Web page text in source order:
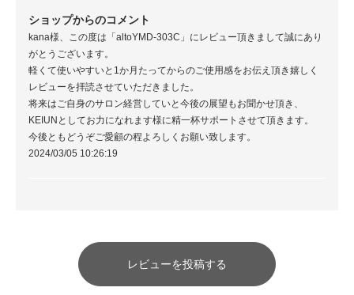
ショップからのコメント
kana様、この度は「altoYMD-303C」にレビュー頂きまして誠にあり
がとうございます。
軽くて使いやすいと1か月たってからのご使用感をお伝え頂き嬉しく
レビューを拝読させていただきました。
将来はご自身のサロン経営していと今後の展望もお聞かせ頂き、
KEIUNとしてお力になれます様に精一杯サポートさせて頂きます。
今後ともどうぞご愛顧の程よろしくお願い致します。
2024/03/05 10:26:19
レビューを投稿する